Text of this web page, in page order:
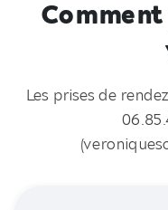
Les prises de